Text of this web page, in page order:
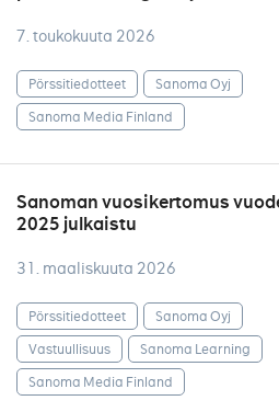
7. toukokuuta 2026
Pörssitiedotteet
Sanoma Oyj
Sanoma Media Finland
Sanoman vuosikertomus
2025 julkaistu
31. maaliskuuta 2026
Pörssitiedotteet
Sanoma Oyj
Vastuullisuus
Sanoma Learning
Sanoma Media Finland